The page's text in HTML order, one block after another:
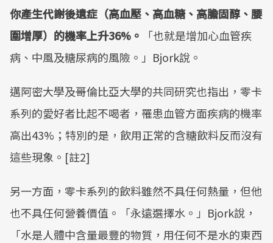
你產生代謝後遺症（高血壓、高血糖、高膽固醇、腰
圍增厚）的機率上升36% 。
「也就是增加心血管疾
病、中風及糖尿病的風險。」Bjork說。
邁阿密大學及哥倫比亞大學的共同研究也指出，零卡
系列的愛好者比起不喝者，罹患血管方面疾病的機率
高出43%；特別的是，飲用正常的含糖飲料反而沒有
這些現象。[註2]
另一方面，零卡系列的飲料雖然不具任何熱量，但他
也不具任何營養價值。「永遠選擇水。」Bjork說，
「水是人體中含量最豐的物質，用任何不是水的東西